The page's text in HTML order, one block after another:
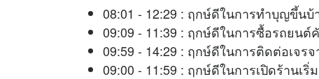
08:01 - 12:29 : ฤกษ์ดีในการทำบุญขึ้นบ้
09:09 - 11:39 : ฤกษ์ดีในการซื้อรถยนต์
09:59 - 14:29 : ฤกษ์ดีในการติดต่อเ
09:00 - 11:59 : ฤกษ์ดีในการเปิดร้า